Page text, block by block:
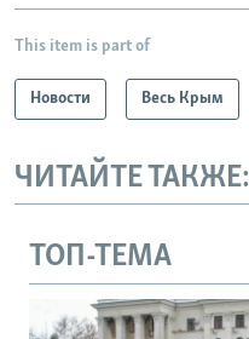
This item is part of
Новости Весь Крым
ЧИТАЙТЕ ТАКЖЕ:
ТОП-ТЕМА